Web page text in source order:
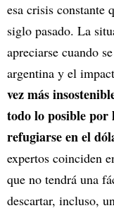
esa crisis constante
siglo pasado. La
apreciarse cuando
argentina y el
vez más
todo lo posible por
refugiarse en el
expertos coinciden
que no tendrá una
descartar, incluso,